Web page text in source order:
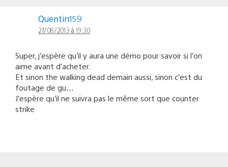
Quentin159
27/08/2013 à 19:30
Super, j’espère qu’il y aura une démo pour savoir si l’on
aime avant d’acheter.
Et sinon the walking dead demain aussi, sinon c’est du
foutage de gu…
J’espère qu’il ne suivra pas le même sort que counter
strike